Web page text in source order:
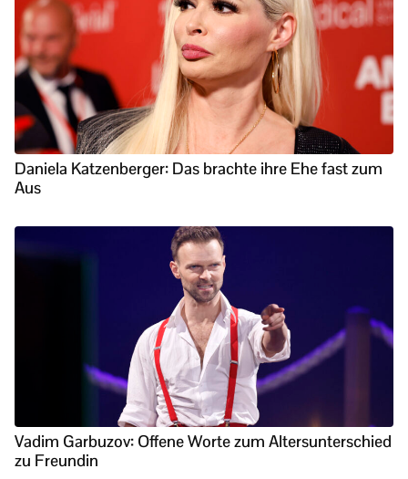
Daniela Katzenberger: Das brachte ihre Ehe fast zum
Aus
Vadim Garbuzov: Offene Worte zum Altersunterschied
zu Freundin